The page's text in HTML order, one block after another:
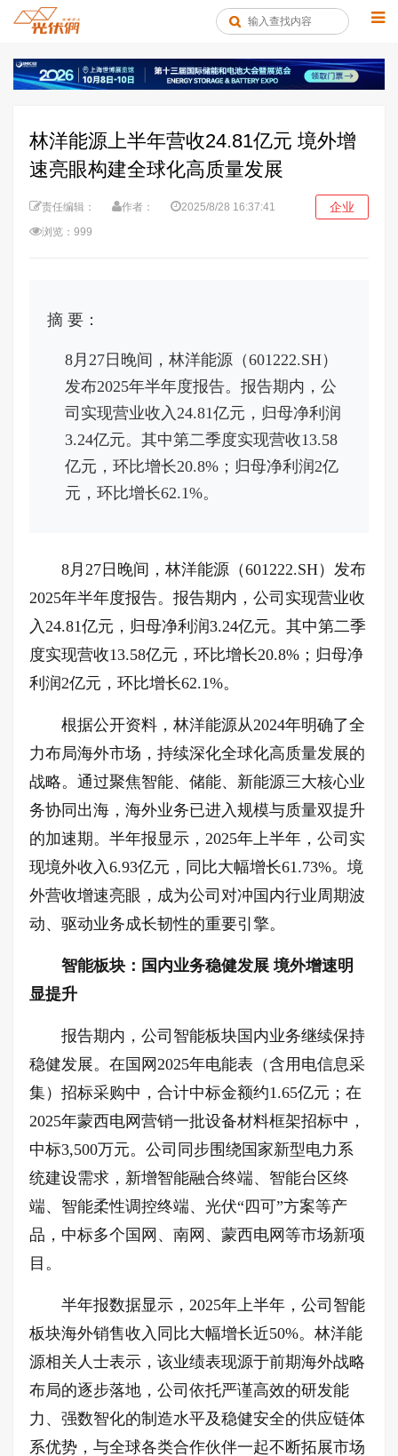
林洋能源上半年营收24.81亿元 境外增
速亮眼构建全球化高质量发展
责任编辑： 作者：
2025/8/28 16:37:41
浏览：999
企业
摘 要：
8月27日晚间，林洋能源（601222.SH）
发布2025年半年度报告。报告期内，公
司实现营业收入24.81亿元，归母净利润
3.24亿元。其中第二季度实现营收13.58
亿元，环比增长20.8%；归母净利润2亿
元，环比增长62.1%。
8月27日晚间，林洋能源（601222.SH）发布
2025年半年度报告。报告期内，公司实现营业收
入24.81亿元，归母净利润3.24亿元。其中第二季
度实现营收13.58亿元，环比增长20.8%；归母净
利润2亿元，环比增长62.1%。
根据公开资料，林洋能源从2024年明确了全
力布局海外市场，持续深化全球化高质量发展的
战略。通过聚焦智能、储能、新能源三大核心业
务协同出海，海外业务已进入规模与质量双提升
的加速期。半年报显示，2025年上半年，公司实
现境外收入6.93亿元，同比大幅增长61.73%。境
外营收增速亮眼，成为公司对冲国内行业周期波
动、驱动业务成长韧性的重要引擎。
智能板块：国内业务稳健发展 境外增速明
显提升
报告期内，公司智能板块国内业务继续保持
稳健发展。在国网2025年电能表（含用电信息采
集）招标采购中，合计中标金额约1.65亿元；在
2025年蒙西电网营销一批设备材料框架招标中，
中标3,500万元。公司同步围绕国家新型电力系
统建设需求，新增智能融合终端、智能台区终
端、智能柔性调控终端、光伏“四可”方案等产
品，中标多个国网、南网、蒙西电网等市场新项
目。
半年报数据显示，2025年上半年，公司智能
板块海外销售收入同比大幅增长近50%。林洋能
源相关人士表示，该业绩表现源于前期海外战略
布局的逐步落地，公司依托严谨高效的研发能
力、强数智化的制造水平及稳健安全的供应链体
系优势，与全球各类合作伙伴一起不断拓展市场